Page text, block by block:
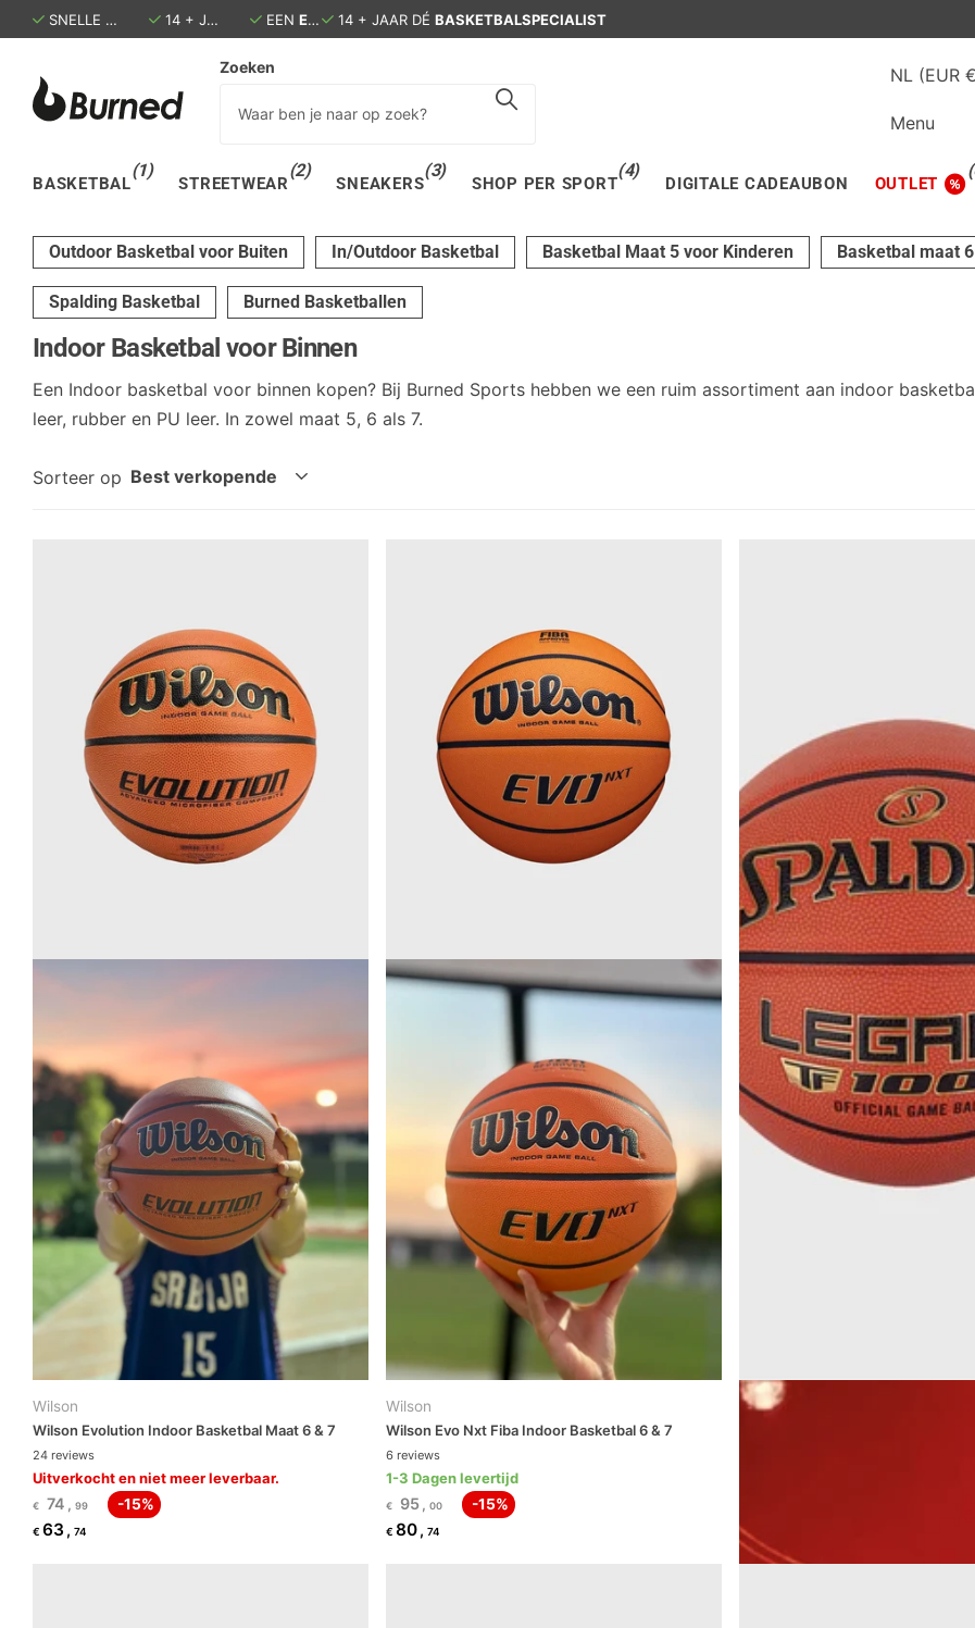
SNELLE LEVERING: BINNEN 1 - 3 DAGEN IN HUIS
14 + JAAR DÉ BASKETBALSPECIALIST
EENECHTE WINKEL IN DEN BOSCH
EEN ECHTE WINKEL IN DEN BOSCH
Zoeken NL (EUR
Menu
BASKETBAL
(1)
STREETWEAR
(2)
SNEAKERS
(3)
SHOP PER SPORT
(4)
DIGITALE CADEAUBON OUTLET
Outdoor Basketbal voor Buiten In/Outdoor Basketbal Basketbal Maat 5 voor Kinderen Basketbal maat 6
Spalding Basketbal Burned Basketballen
Indoor Basketbal voor Binnen
Een Indoor basketbal voor binnen kopen? Bij Burned Sports hebben we een ruim assortiment aan indoor
leer, rubber en PU leer. In zowel maat 5, 6 als 7.
Sorteer op
Wilson
Wilson Evolution Indoor Basketbal Maat 6 & 7
24 reviews
Uitverkocht en niet meer leverbaar.
€ 74 , 99 -15%
€ 63 , 74
Wilson
Wilson Evo Nxt Fiba Indoor Basketbal 6 & 7
6 reviews
1-3 Dagen levertijd
€ 95 , 00 -15%
€ 80, 74
Spalding
€